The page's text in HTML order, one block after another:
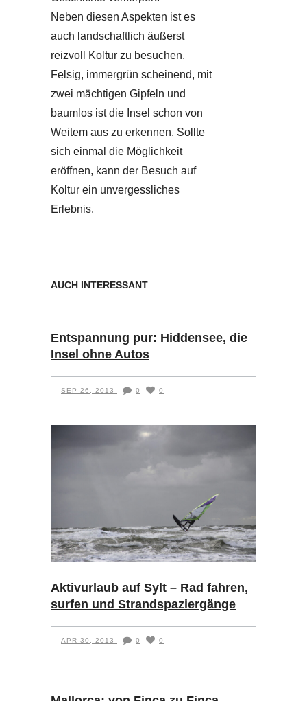
Neben diesen Aspekten ist es
auch landschaftlich äußerst
reizvoll Koltur zu besuchen.
Felsig, immergrün scheinend, mit
zwei mächtigen Gipfeln und
baumlos ist die Insel schon von
Weitem aus zu erkennen. Sollte
sich einmal die Möglichkeit
eröffnen, kann der Besuch auf
Koltur ein unvergessliches
Erlebnis.
AUCH INTERESSANT
Entspannung pur: Hiddensee, die
Insel ohne Autos
SEP 26, 2013 0 0
Aktivurlaub auf Sylt – Rad fahren,
surfen und Strandspaziergänge
APR 30, 2013 0 0